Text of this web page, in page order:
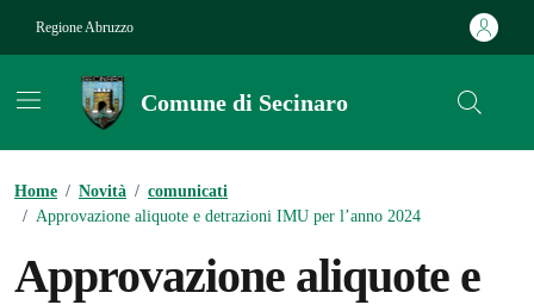
Regione Abruzzo
Comune di Secinaro
Home / Novità / comunicati
/ Approvazione aliquote e detrazioni IMU per l’anno 2024
Approvazione aliquote e